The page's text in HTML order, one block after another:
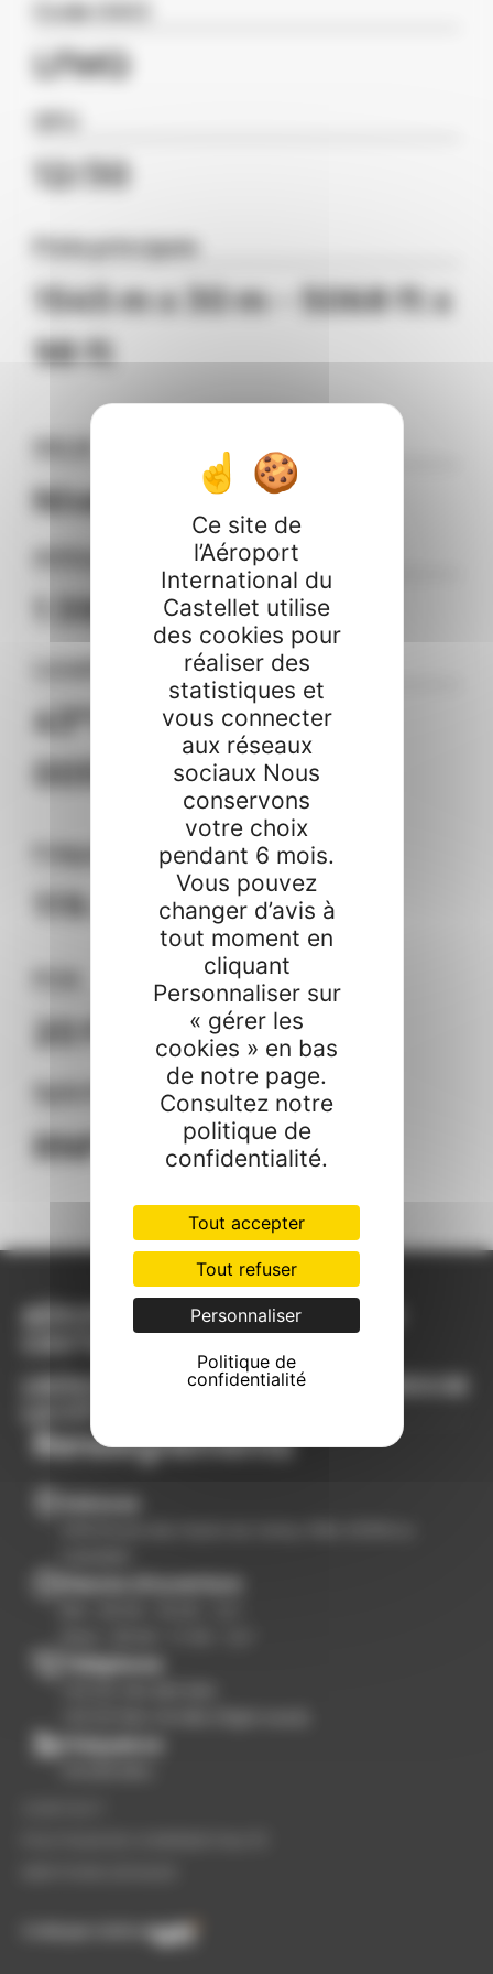
Code OACI
LFMQ
QFU
12/30
Piste principale
1545 m x 30 m – 5068 ft x
98 ft
Niveau 5
1 391 ft
Localisation
43°15’08’’N –
005°47’10’’E
Fréquence AFIS
119.005 Mhz
20 F/B/W/T
Spécifications de navigation IFR​
RNP 12 C, RNP 30
AÉROPORT INTERNATIONAL DU
CASTELLET
L’AÉROPORT D’AVIATION D’AFFAIRES DE
Renseignements
Adresse
Heures d'ouverture
Téléphone
Fréquence
Créé par Unitros
Ce site de
l’Aéroport
International du
Castellet utilise
des cookies pour
réaliser des
statistiques et
vous connecter
aux réseaux
sociaux Nous
conservons
votre choix
pendant 6 mois.
Vous pouvez
changer d’avis à
tout moment en
cliquant
Personnaliser sur
« gérer les
cookies » en bas
de notre page.
Consultez notre
politique de
confidentialité.
Tout accepter
Tout refuser
Personnaliser
Politique de
confidentialité